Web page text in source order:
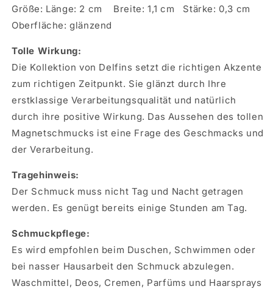
Größe: Länge: 2 cm Breite: 1,1 cm Stärke: 0,3 cm
Oberfläche: glänzend
Tolle Wirkung:
Die Kollektion von Delfins setzt die richtigen Akzente
zum richtigen Zeitpunkt. Sie glänzt durch Ihre
erstklassige Verarbeitungsqualität und natürlich
durch ihre positive Wirkung. Das Aussehen des tollen
Magnetschmucks ist eine Frage des Geschmacks und
der Verarbeitung.
Tragehinweis:
Der Schmuck muss nicht Tag und Nacht getragen
werden. Es genügt bereits einige Stunden am Tag.
Schmuckpflege:
Es wird empfohlen beim Duschen, Schwimmen oder
bei nasser Hausarbeit den Schmuck abzulegen.
Waschmittel, Deos, Cremen, Parfüms und Haarsprays